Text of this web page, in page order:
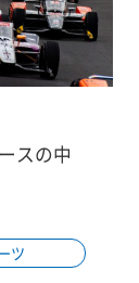
スの中
ツ